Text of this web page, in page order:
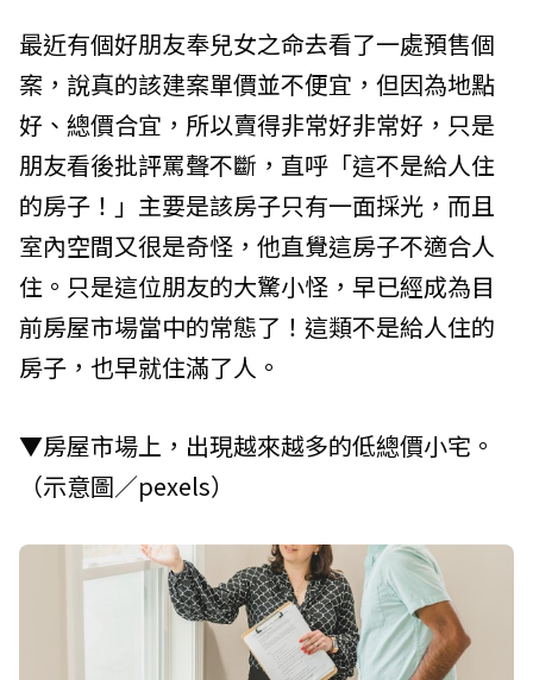
最近有個好朋友奉兒女之命去看了一處預售個
案，說真的該建案單價並不便宜，但因為地點
好、總價合宜，所以賣得非常好非常好，只是
朋友看後批評罵聲不斷，直呼「這不是給人住
的房子！」主要是該房子只有一面採光，而且
室內空間又很是奇怪，他直覺這房子不適合人
住。只是這位朋友的大驚小怪，早已經成為目
前房屋市場當中的常態了！這類不是給人住的
房子，也早就住滿了人。
▼房屋市場上，出現越來越多的低總價小宅。
（示意圖／pexels）